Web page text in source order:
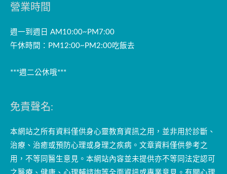
營業時間
週一到週日 AM10:00~PM7:00
午休時間：PM12:00~PM2:00吃飯去
***週二公休哦***
免責聲名:
本網站之所有資料僅供身心靈教育資訊之用，並非用於診斷、
治療、治癒或預防心理或身理之疾病。文章資料僅供參考之
用，不等同醫生意見。本網站內容並未提供亦不等同法定認可